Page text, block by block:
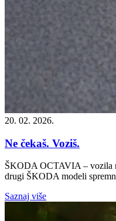
20. 02. 2026.
Ne čekaš. Voziš.
ŠKODA OCTAVIA – vozila
drugi ŠKODA modeli
Saznaj više